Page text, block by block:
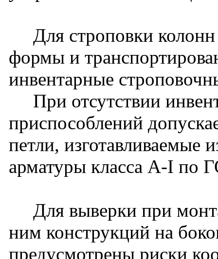
Для строповки колонн
формы и
инвентарные
При отсутствии
приспособлений
петли, изготавливаемые
арматуры класса A-I по
Для выверки при
ним конструкций на
предусмотрены риски